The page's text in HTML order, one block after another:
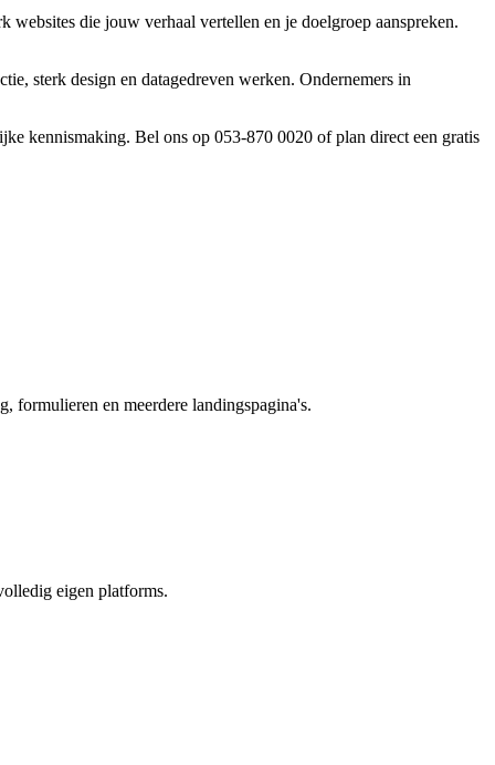
die jouw verhaal vertellen en je doelgroep aanspreken.
sterk design en datagedreven werken. Ondernemers in
kennismaking. Bel ons op 053-870 0020 of plan direct een gratis
formulieren en meerdere landingspagina's.
eigen platforms.